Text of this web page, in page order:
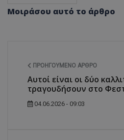
Μοιράσου αυτό το άρθρο
ΠΡΟΗΓΟΎΜΕΝΟ ΆΡΘΡΟ
Αυτοί είναι οι δύο
τραγουδήσουν στο
04.06.2026 - 09:03